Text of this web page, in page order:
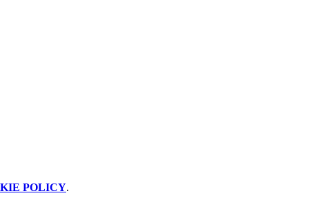
POLICY.